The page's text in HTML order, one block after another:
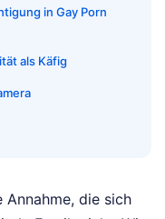
in Gay Porn
als Käfig
die sich